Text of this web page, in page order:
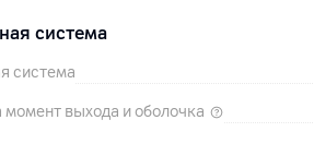
система
система
выхода и оболочка